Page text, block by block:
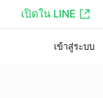
เปิดใน LINE
เข้าสู่ระบบ